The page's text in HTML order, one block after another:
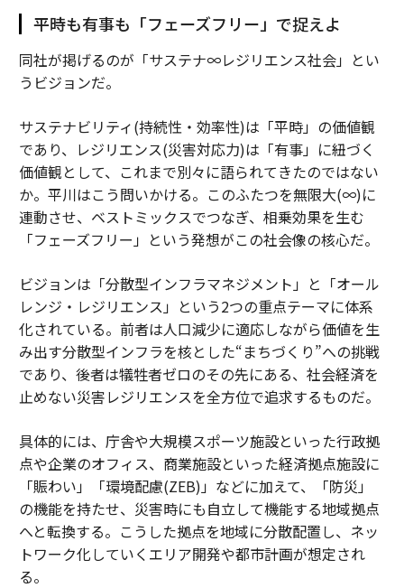
平時も有事も「フェーズフリー」で捉えよ
同社が掲げるのが「サステナ∞レジリエンス社会」とい
うビジョンだ。
サステナビリティ(持続性・効率性)は「平時」の価値観
であり、レジリエンス(災害対応力)は「有事」に紐づく
価値観として、これまで別々に語られてきたのではない
か。平川はこう問いかける。このふたつを無限大(∞)に
連動させ、ベストミックスでつなぎ、相乗効果を生む
「フェーズフリー」という発想がこの社会像の核心だ。
ビジョンは「分散型インフラマネジメント」と「オール
レンジ・レジリエンス」という2つの重点テーマに体系
化されている。前者は人口減少に適応しながら価値を生
み出す分散型インフラを核とした“まちづくり”への挑戦
であり、後者は犠牲者ゼロのその先にある、社会経済を
止めない災害レジリエンスを全方位で追求するものだ。
具体的には、庁舎や大規模スポーツ施設といった行政拠
点や企業のオフィス、商業施設といった経済拠点施設に
「賑わい」「環境配慮(ZEB)」などに加えて、「防災」
の機能を持たせ、災害時にも自立して機能する地域拠点
へと転換する。こうした拠点を地域に分散配置し、ネッ
トワーク化していくエリア開発や都市計画が想定され
る。